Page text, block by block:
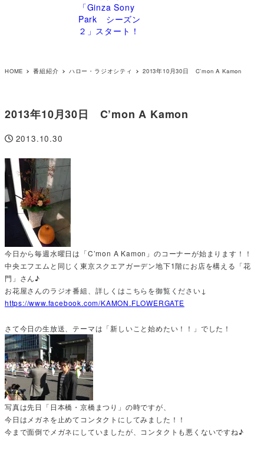
「Ginza Sony
Park シーズン
２」スタート！
HOME 番組紹介 ハロー・ラジオシティ 2013年10月30日 C’mon A Kamon
2013年10月30日 C’mon A Kamon
投稿日
2013.10.30
今日から毎週水曜日は「C’mon A Kamon」のコーナーが始まります！！
中央エフエムと同じく東京スクエアガーデン地下1階にお店を構える「花
門」さん♪
お花屋さんのラジオ番組、詳しくはこちらを御覧ください↓
https://www.facebook.com/KAMON.FLOWERGATE
さて今日の生放送、テーマは「新しいこと始めたい！！」でした！
写真は先日「日本橋・京橋まつり」の時ですが、
今日はメガネを止めてコンタクトにしてみました！！
今まで面倒でメガネにしていましたが、コンタクトも悪くないですね♪